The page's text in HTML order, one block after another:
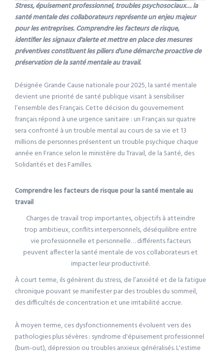
Stress, épuisement professionnel, troubles psychosociaux… la
santé mentale des collaborateurs représente un enjeu majeur
pour les entreprises. Comprendre les facteurs de risque,
identifier les signaux d'alerte et mettre en place des mesures
préventives constituent les piliers d'une démarche proactive de
préservation de la santé mentale au travail.
Désignée Grande Cause nationale pour 2025, la santé mentale
devient une priorité de santé publique visant à sensibiliser
l’ensemble des Français. Cette décision du gouvernement
français répond à une urgence sanitaire : un Français sur quatre
sera confronté à un trouble mental au cours de sa vie et 13
millions de personnes présentent un trouble psychique chaque
année en France selon le ministère du Travail, de la Santé, des
Solidarités et des Familles.
Comprendre les facteurs de risque pour la santé mentale au
travail
Charges de travail trop importantes, objectifs à atteindre
trop ambitieux, conflits interpersonnels, déséquilibre entre
vie professionnelle et personnelle… différents facteurs
peuvent affecter la santé mentale de vos collaborateurs et
impacter leur productivité.
À court terme, ils génèrent du stress, de l’anxiété et de la fatigue
chronique pouvant se manifester par des troubles du sommeil,
des difficultés de concentration et une irritabilité accrue.
À moyen terme, ces dysfonctionnements évoluent vers des
pathologies plus sévères : syndrome d'épuisement professionnel
(burn-out), dépression ou troubles anxieux généralisés. L'estime